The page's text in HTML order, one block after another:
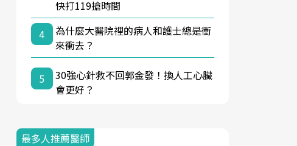
快打119搶時間
4
為什麼大醫院裡的病人和護士總是衝
來衝去？
5
30強心針救不回郭金發！換人工心臟
會更好？
最多人推薦醫師